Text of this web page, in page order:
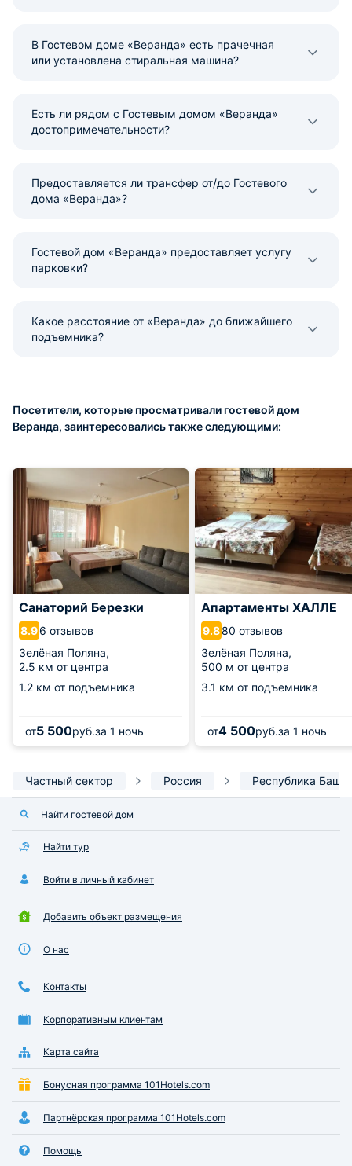
В Гостевом доме «Веранда» есть прачечная
или установлена стиральная машина?
Есть ли рядом с Гостевым домом «Веранда»
достопримечательности?
Предоставляется ли трансфер от/до Гостевого
дома «Веранда»?
Гостевой дом «Веранда» предоставляет услугу
парковки?
Какое расстояние от «Веранда» до ближайшего
подъемника?
Посетители, которые просматривали гостевой дом
Веранда, заинтересовались также следующими:
Санаторий Березки
8.96 отзывов
Зелёная Поляна,
2.5 км от центра
1.2 км от подъемника
от5 500руб.за 1 ночь
Апартаменты ХАЛЛЕ
9.880 отзывов
Зелёная Поляна,
500 м от центра
3.1 км от подъемника
от4 500руб.за 1 ночь
Частный сектор Россия Республика
Найти гостевой дом
Найти тур
Войти в личный кабинет
Добавить объект размещения
О нас
Контакты
Корпоративным клиентам
Карта сайта
Бонусная программа 101Hotels.com
Партнёрская программа 101Hotels.com
Помощь